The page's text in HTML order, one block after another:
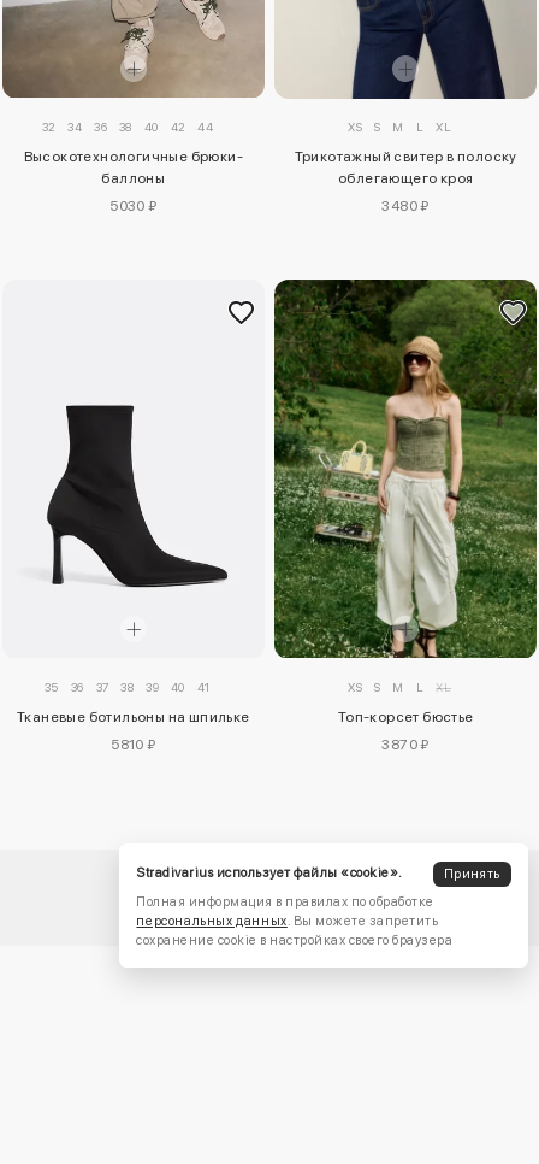
32 34 36 38 40 42 44
Высокотехнологичные брюки-
баллоны
5030 ₽
XS S M L XL
Трикотажный свитер в полоску
облегающего кроя
3480 ₽
35 36 37 38 39 40 41
Тканевые ботильоны на шпильке
5810 ₽
XS S M L XL
Топ-корсет бюстье
3870 ₽
Stradivarius использует файлы «cookie».
Принять
Полная информация в правилах по обработке
персональных данных. Вы можете запретить
сохранение cookie в настройках своего браузера